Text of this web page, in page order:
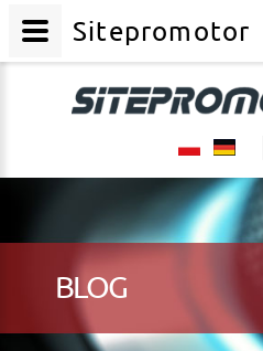
BLOG
Sitepromotor